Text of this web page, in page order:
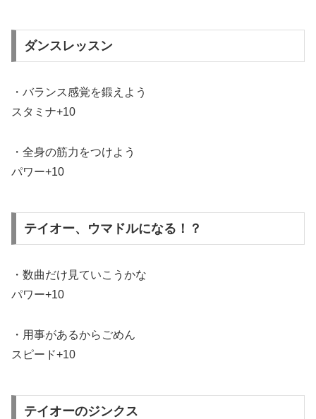
ダンスレッスン
・バランス感覚を鍛えよう
スタミナ+10
・全身の筋力をつけよう
パワー+10
テイオー、ウマドルになる！？
・数曲だけ見ていこうかな
パワー+10
・用事があるからごめん
スピード+10
テイオーのジンクス